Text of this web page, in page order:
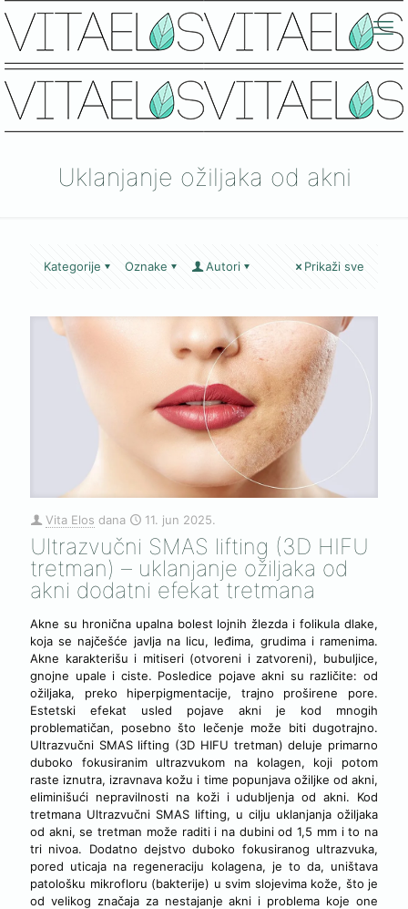
Uklanjanje ožiljaka od akni
Kategorije Oznake Autori Prikaži sve
Vita Elos dana 11. jun 2025.
Ultrazvučni SMAS lifting (3D HIFU
tretman) – uklanjanje ožiljaka od
akni dodatni efekat tretmana
Akne su hronična upalna bolest lojnih žlezda i folikula dlake,
koja se najčešće javlja na licu, leđima, grudima i ramenima.
Akne karakterišu i mitiseri (otvoreni i zatvoreni), bubuljice,
gnojne upale i ciste. Posledice pojave akni su različite: od
ožiljaka, preko hiperpigmentacije, trajno proširene pore.
Estetski efekat usled pojave akni je kod mnogih
problematičan, posebno što lečenje može biti dugotrajno.
Ultrazvučni SMAS lifting (3D HIFU tretman) deluje primarno
duboko fokusiranim ultrazvukom na kolagen, koji potom
raste iznutra, izravnava kožu i time popunjava ožiljke od akni,
eliminišući nepravilnosti na koži i udubljenja od akni. Kod
tretmana Ultrazvučni SMAS lifting, u cilju uklanjanja ožiljaka
od akni, se tretman može raditi i na dubini od 1,5 mm i to na
tri nivoa. Dodatno dejstvo duboko fokusiranog ultrazvuka,
pored uticaja na regeneraciju kolagena, je to da, uništava
patološku mikrofloru (bakterije) u svim slojevima kože, što je
od velikog značaja za nestajanje akni i problema koje one